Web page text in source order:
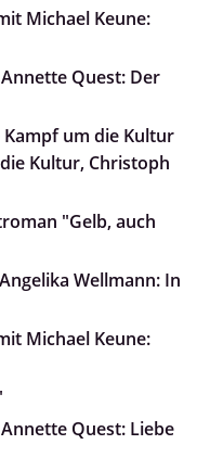
Michael Keune:
Quest: Der
um die Kultur
Kultur, Christoph
"Gelb, auch
Wellmann: In
Michael Keune:
Quest: Liebe